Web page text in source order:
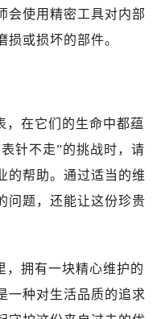
会使用精密工具对内部
或损坏的部件。
，在它们的生命中都蕴
针不走”的挑战时，请
的帮助。通过适当的维
问题，还能让这份珍贵
，拥有一块精心维护的
一种对生活品质的追求